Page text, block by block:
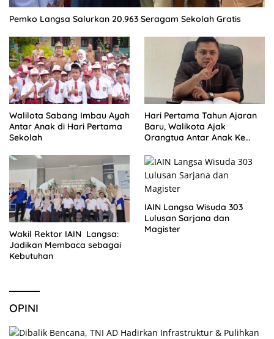
Pemko Langsa Salurkan 20.963 Seragam Sekolah Gratis
Walilota Sabang Imbau Ayah
Antar Anak di Hari Pertama
Sekolah
Hari Pertama Tahun Ajaran
Baru, Walikota Ajak
Orangtua Antar Anak Ke
Wakil Rektor IAIN Langsa:
Jadikan Membaca sebagai
Kebutuhan
IAIN Langsa Wisuda 303
Lulusan Sarjana dan
Magister
OPINI